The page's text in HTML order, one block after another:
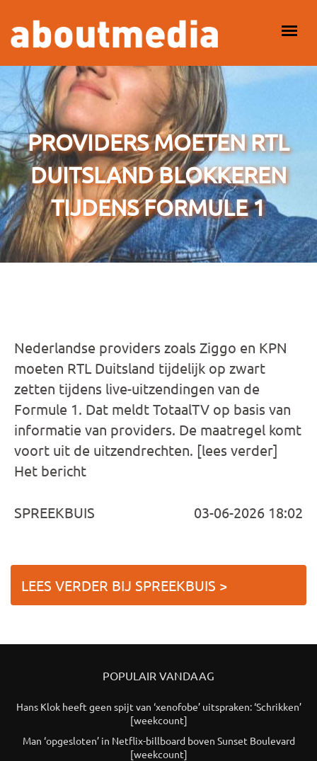
HOOFDMENU
PROVIDERS MOETEN RTL
DUITSLAND BLOKKEREN
TIJDENS FORMULE 1
Nederlandse providers zoals Ziggo en KPN
moeten RTL Duitsland tijdelijk op zwart
zetten tijdens live-uitzendingen van de
Formule 1. Dat meldt TotaalTV op basis van
informatie van providers. De maatregel komt
voort uit de uitzendrechten. [lees verder]
Het bericht
SPREEKBUIS 03-06-2026 18:02
LEES VERDER BIJ SPREEKBUIS >
POPULAIR VANDAAG
Hans Klok heeft geen spijt van ‘xenofobe’ uitspraken: ‘Schrikken’
[weekcount]
Man ‘opgesloten’ in Netflix-billboard boven Sunset Boulevard
[weekcount]